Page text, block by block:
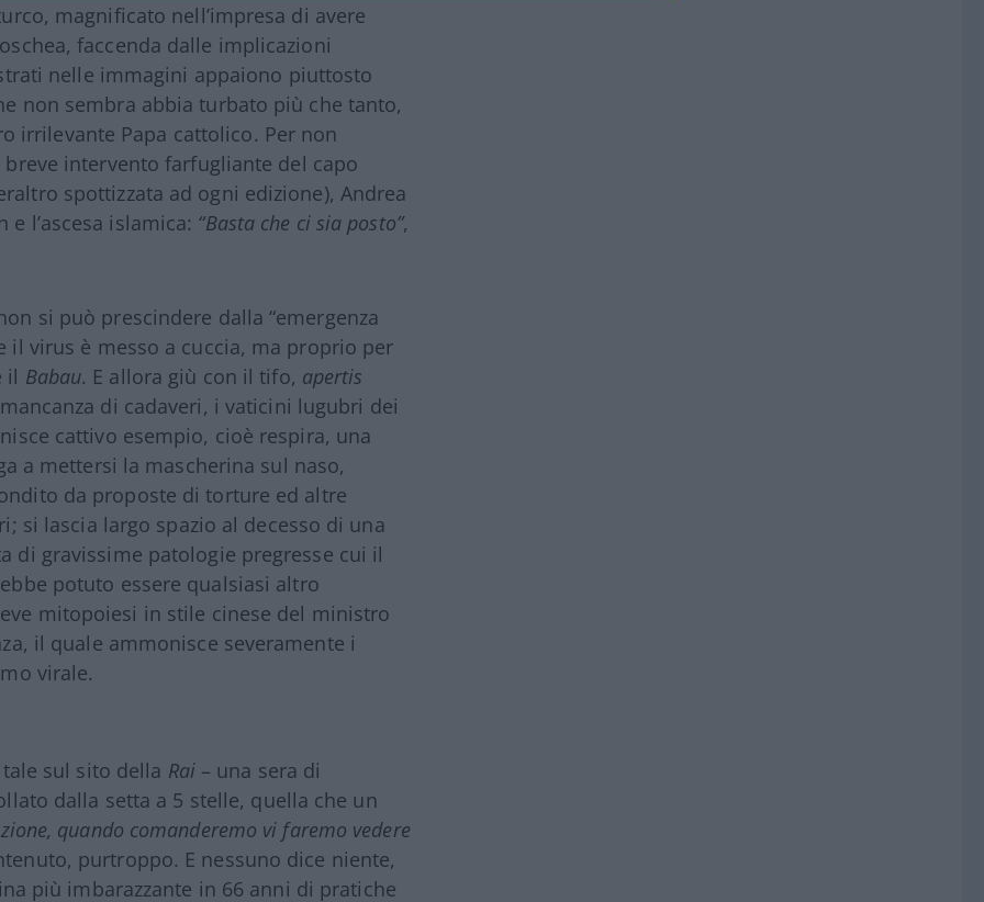
magnificato nell’impresa di avere
faccenda dalle implicazioni
nelle immagini appaiono piuttosto
non sembra abbia turbato più che tanto,
irrilevante Papa cattolico. Per non
intervento farfugliante del capo
spottizzata ad ogni edizione), Andrea
l’ascesa islamica: “Basta che ci sia posto”,
si può prescindere dalla “emergenza
il virus è messo a cuccia, ma proprio per
il Babau. E allora giù con il tifo, apertis
di cadaveri, i vaticini lugubri dei
cattivo esempio, cioè respira, una
a mettersi la mascherina sul naso,
da proposte di torture ed altre
si lascia largo spazio al decesso di una
di gravissime patologie pregresse cui il
potuto essere qualsiasi altro
mitopoiesi in stile cinese del ministro
il quale ammonisce severamente i
virale.
sul sito della Rai– una sera di
dalla setta a 5 stelle, quella che un
quando comanderemo vi faremo vedere
purtroppo. E nessuno dice niente,
più imbarazzante in 66 anni di pratiche